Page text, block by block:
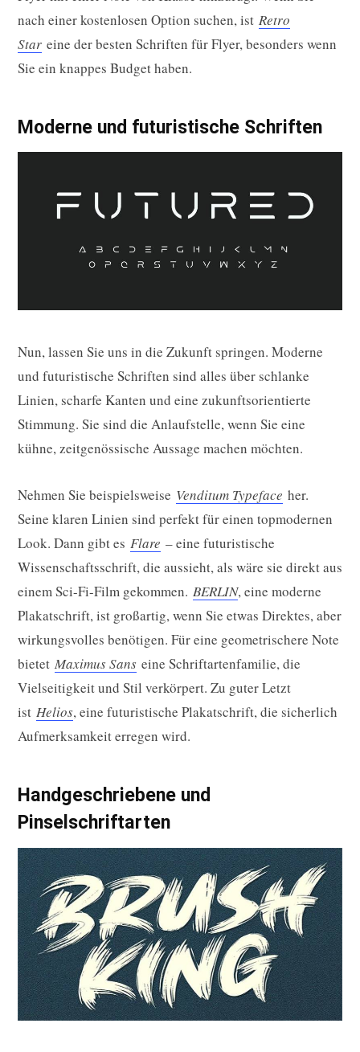
nach einer kostenlosen Option suchen, ist Retro
Star eine der besten Schriften für Flyer, besonders wenn
Sie ein knappes Budget haben.
Moderne und futuristische Schriften
Nun, lassen Sie uns in die Zukunft springen. Moderne
und futuristische Schriften sind alles über schlanke
Linien, scharfe Kanten und eine zukunftsorientierte
Stimmung. Sie sind die Anlaufstelle, wenn Sie eine
kühne, zeitgenössische Aussage machen möchten.
Nehmen Sie beispielsweise Venditum Typeface her.
Seine klaren Linien sind perfekt für einen topmodernen
Look. Dann gibt es Flare – eine futuristische
Wissenschaftsschrift, die aussieht, als wäre sie direkt aus
einem Sci-Fi-Film gekommen. BERLIN, eine moderne
Plakatschrift, ist großartig, wenn Sie etwas Direktes, aber
wirkungsvolles benötigen. Für eine geometrischere Note
bietet Maximus Sans eine Schriftartenfamilie, die
Vielseitigkeit und Stil verkörpert. Zu guter Letzt
ist Helios, eine futuristische Plakatschrift, die sicherlich
Aufmerksamkeit erregen wird.
Handgeschriebene und
Pinselschriftarten